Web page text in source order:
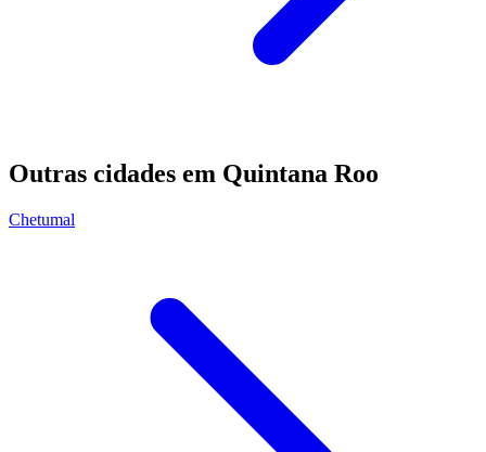
Outras cidades em Quintana Roo
Chetumal